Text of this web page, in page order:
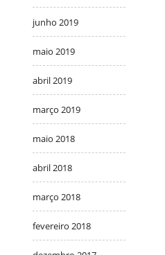
junho 2019
maio 2019
abril 2019
março 2019
maio 2018
abril 2018
março 2018
fevereiro 2018